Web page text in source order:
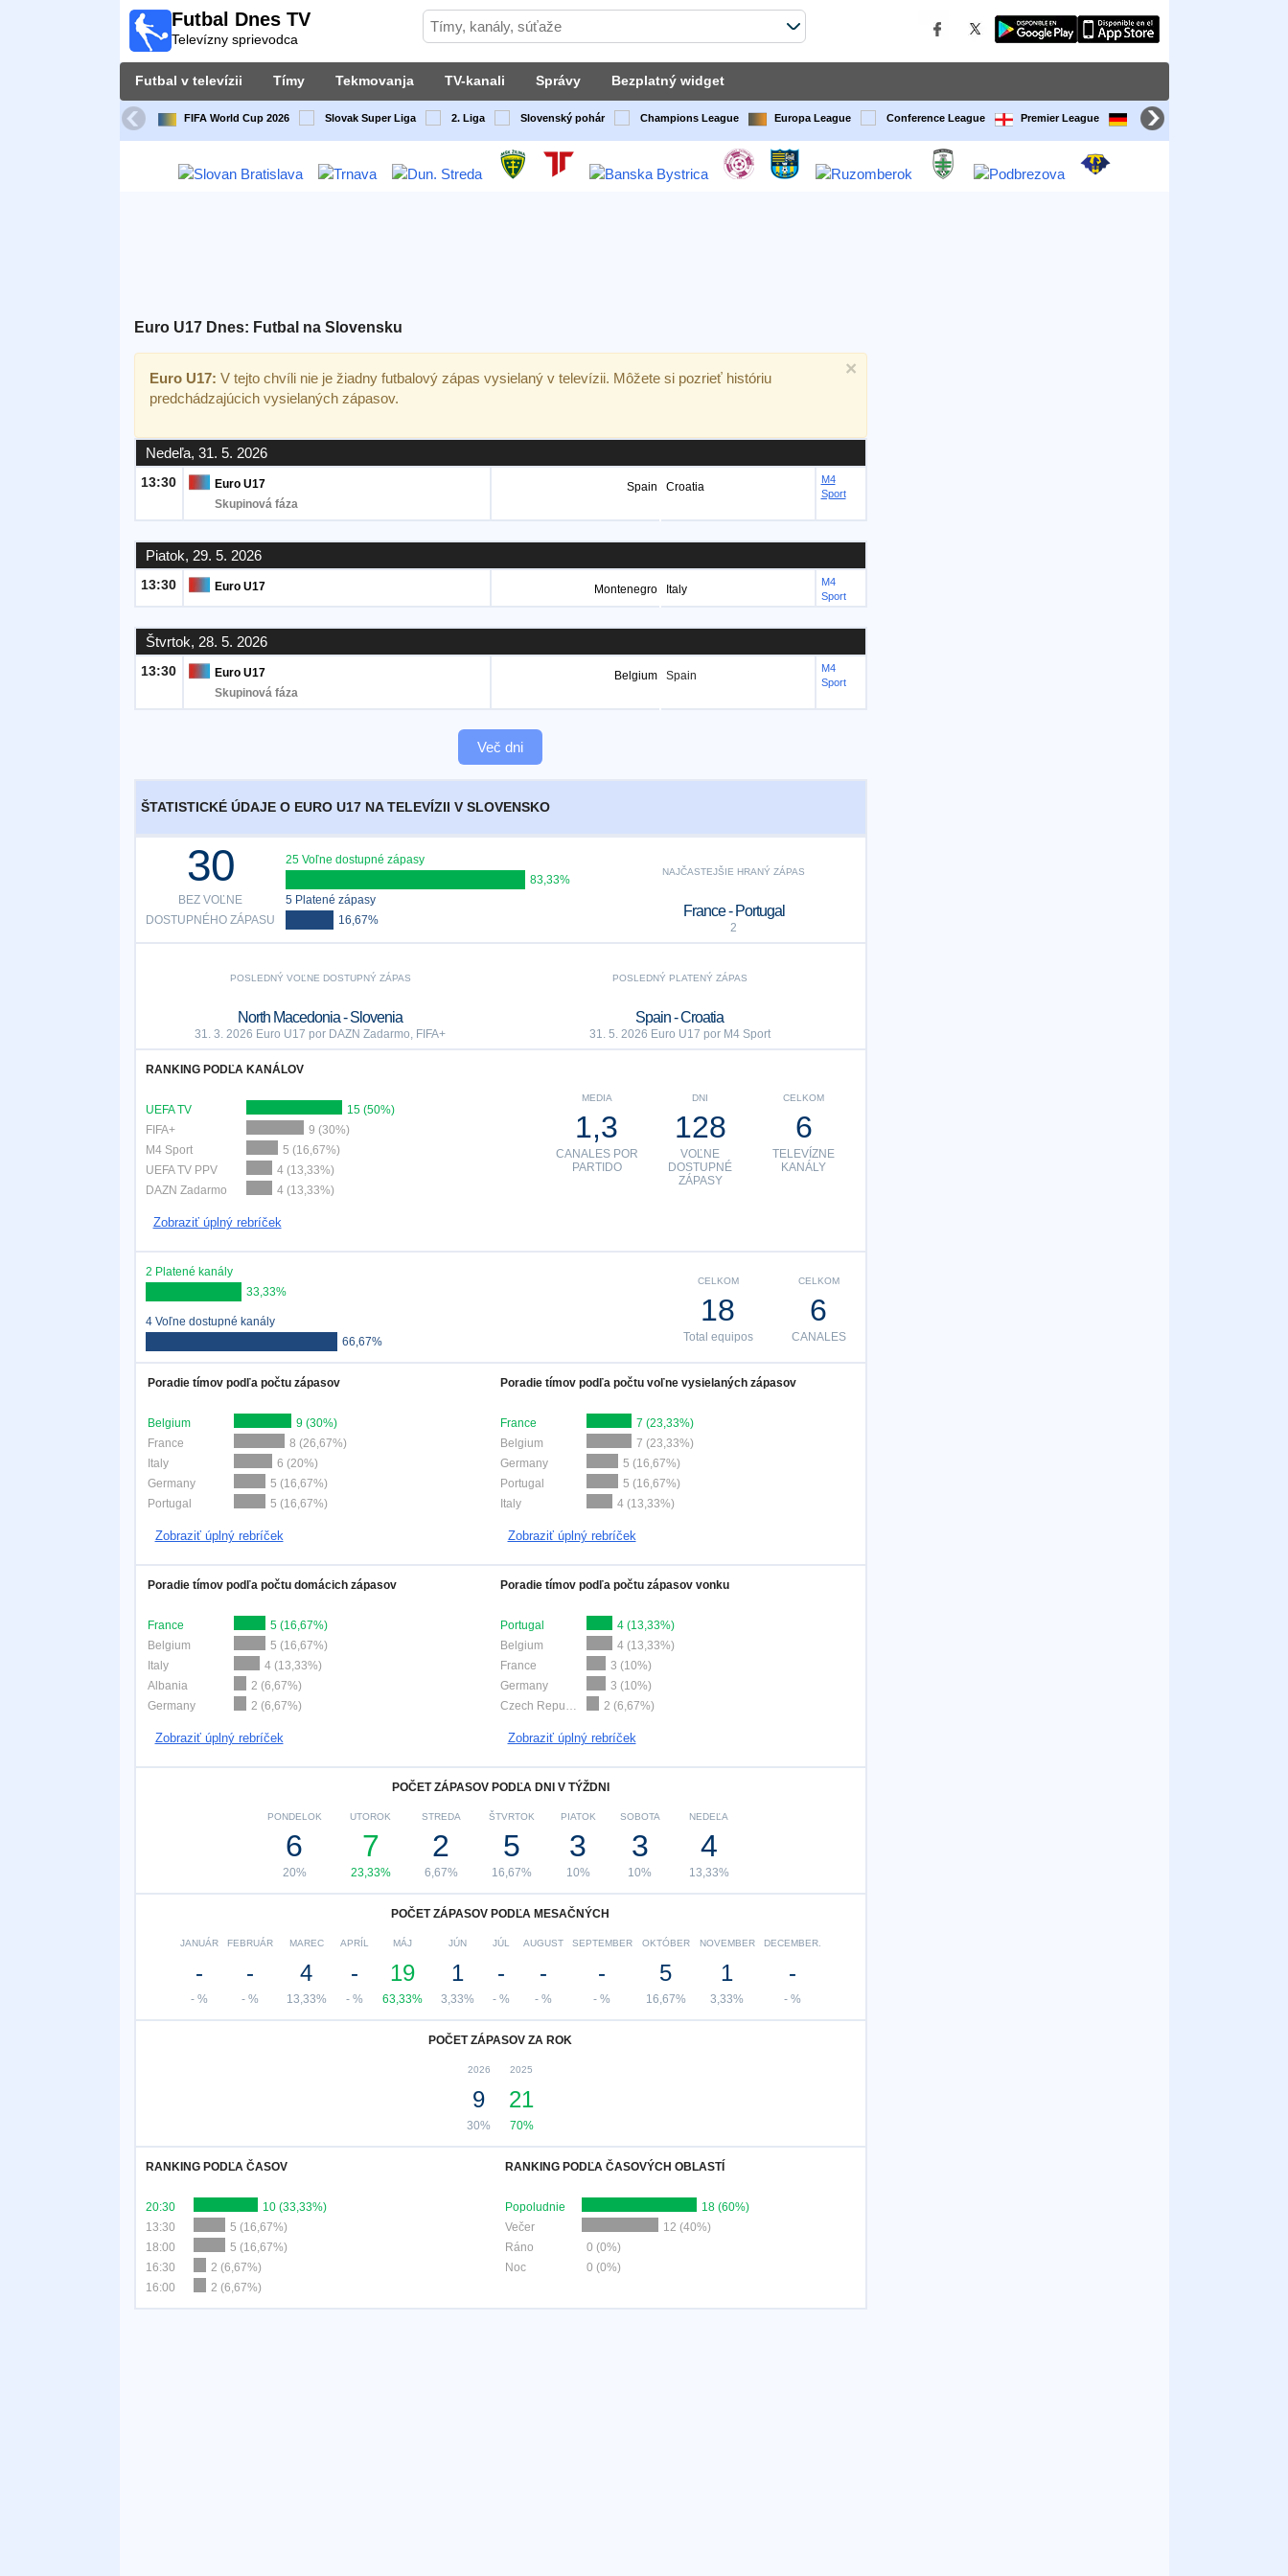
Futbal Dnes TV
Televízny sprievodca
Futbal v televízii Tímy Tekmovanja TV-kanali Správy Bezplatný widget
FIFA World Cup 2026 Slovak Super Liga 2. Liga Slovenský pohár Champions League Europa League Conference League Premier League Bundesliga
Euro U17 Dnes: Futbal na Slovensku
×
Euro U17: V tejto chvíli nie je žiadny futbalový zápas vysielaný v televízii. Môžete si pozrieť históriu
predchádzajúcich vysielaných zápasov.
Nedeľa, 31. 5. 2026
13:30
Euro U17
Skupinová fáza
Spain Croatia
M4
Sport
Piatok, 29. 5. 2026
13:30 Euro U17 Montenegro Italy
M4
Sport
Štvrtok, 28. 5. 2026
13:30
Euro U17
Skupinová fáza
Belgium Spain
M4
Sport
Več dni
ŠTATISTICKÉ ÚDAJE O EURO U17 NA TELEVÍZII V SLOVENSKO
30
BEZ VOĽNE
DOSTUPNÉHO ZÁPASU
25 Voľne dostupné zápasy
83,33%
5 Platené zápasy
16,67%
NAJČASTEJŠIE HRANÝ ZÁPAS
France - Portugal
2
POSLEDNÝ VOĽNE DOSTUPNÝ ZÁPAS
North Macedonia - Slovenia
31. 3. 2026 Euro U17 por DAZN Zadarmo, FIFA+
POSLEDNÝ PLATENÝ ZÁPAS
Spain - Croatia
31. 5. 2026 Euro U17 por M4 Sport
RANKING PODĽA KANÁLOV
UEFA TV
15 (50%)
FIFA+
9 (30%)
M4 Sport
5 (16,67%)
UEFA TV PPV
4 (13,33%)
DAZN Zadarmo
4 (13,33%)
Zobraziť úplný rebríček
CELKOM
6
TELEVÍZNE
KANÁLY
DNI
128
VOĽNE
DOSTUPNÉ
ZÁPASY
MEDIA
1,3
CANALES POR
PARTIDO
2 Platené kanály
33,33%
4 Voľne dostupné kanály
66,67%
CELKOM
6
CANALES
CELKOM
18
Total equipos
Poradie tímov podľa počtu zápasov
Belgium
9 (30%)
France
8 (26,67%)
Italy
6 (20%)
Germany
5 (16,67%)
Portugal
5 (16,67%)
Zobraziť úplný rebríček
Poradie tímov podľa počtu voľne vysielaných zápasov
France
7 (23,33%)
Belgium
7 (23,33%)
Germany
5 (16,67%)
Portugal
5 (16,67%)
Italy
4 (13,33%)
Zobraziť úplný rebríček
Poradie tímov podľa počtu domácich zápasov
France
5 (16,67%)
Belgium
5 (16,67%)
Italy
4 (13,33%)
Albania
2 (6,67%)
Germany
2 (6,67%)
Zobraziť úplný rebríček
Poradie tímov podľa počtu zápasov vonku
Portugal
4 (13,33%)
Belgium
4 (13,33%)
France
3 (10%)
Germany
3 (10%)
Czech Republic
2 (6,67%)
Zobraziť úplný rebríček
POČET ZÁPASOV PODĽA DNI V TÝŽDNI
PONDELOK
6
20%
UTOROK
7
23,33%
STREDA
2
6,67%
ŠTVRTOK
5
16,67%
PIATOK
3
10%
SOBOTA
3
10%
NEDEĽA
4
13,33%
POČET ZÁPASOV PODĽA MESAČNÝCH
JANUÁR
-
- %
FEBRUÁR
-
- %
MAREC
4
13,33%
APRÍL
-
- %
MÁJ
19
63,33%
JÚN
1
3,33%
JÚL
-
- %
AUGUST
-
- %
SEPTEMBER
-
- %
OKTÓBER
5
16,67%
NOVEMBER
1
3,33%
DECEMBER.
-
- %
POČET ZÁPASOV ZA ROK
2026
9
30%
2025
21
70%
RANKING PODĽA ČASOV
20:30
10 (33,33%)
13:30
5 (16,67%)
18:00
5 (16,67%)
16:30
2 (6,67%)
16:00
2 (6,67%)
RANKING PODĽA ČASOVÝCH OBLASTÍ
Popoludnie
18 (60%)
Večer
12 (40%)
Ráno
0 (0%)
Noc
0 (0%)